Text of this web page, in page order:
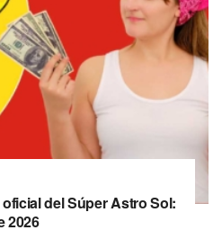
del Súper Astro Sol:
2026